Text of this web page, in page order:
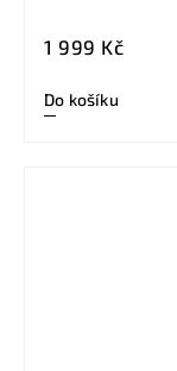
1 999 Kč
Do košíku